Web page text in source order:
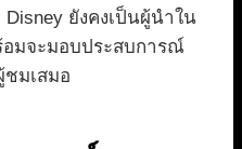
ยังคงเป็นผู้นำใน
มจะมอบประสบการณ์
ชมเสมอ